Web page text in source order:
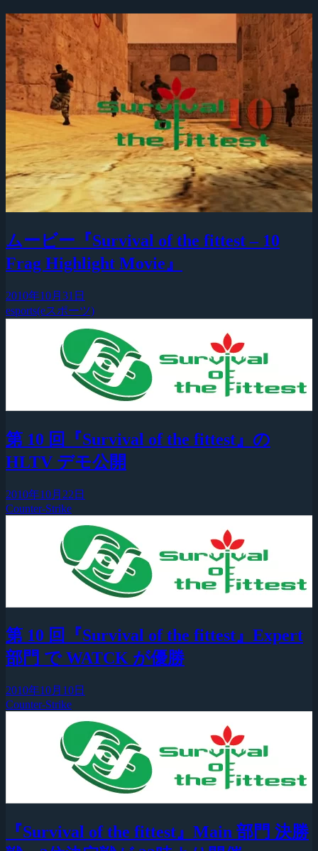
ムービー『Survival of the fittest – 10
Frag Highlight Movie』
2010年10月31日
esports(eスポーツ)
第 10 回『Survival of the fittest』の
HLTV デモ公開
2010年10月22日
Counter-Strike
第 10 回『Survival of the fittest』Expert
部門 で WATCK が優勝
2010年10月10日
Counter-Strike
『Survival of the fittest』Main 部門 決勝